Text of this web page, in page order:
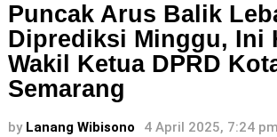
Puncak Arus Balik
Diprediksi Minggu, Ini
Wakil Ketua DPRD
Semarang
by Lanang Wibisono 4 April 2025, 7:24 pm